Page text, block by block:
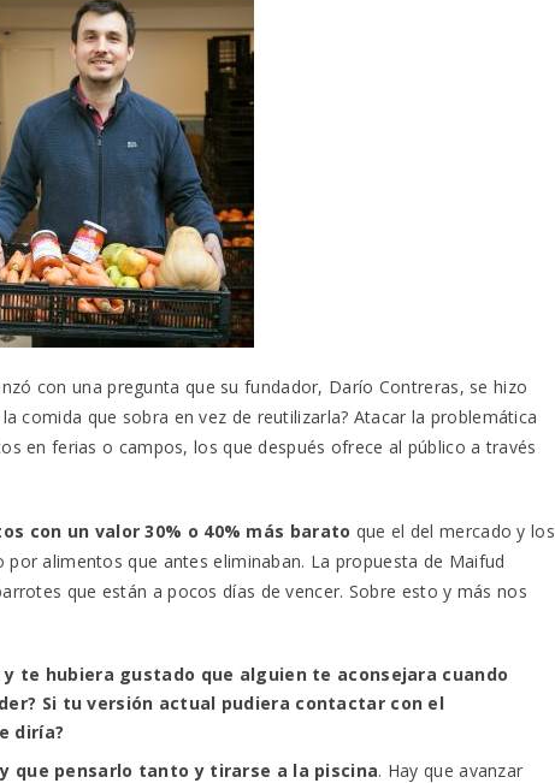
con una pregunta que su fundador, Darío Contreras, se hizo
comida que sobra en vez de reutilizarla? Atacar la problemática
en ferias o campos, los que después ofrece al público a través
con un valor 30% o 40% más barato que el del mercado y los
alimentos que antes eliminaban. La propuesta de Maifud
que están a pocos días de vencer. Sobre esto y más nos
te hubiera gustado que alguien te aconsejara cuando
Si tu versión actual pudiera contactar con el
diría?
que pensarlo tanto y tirarse a la piscina. Hay que avanzar